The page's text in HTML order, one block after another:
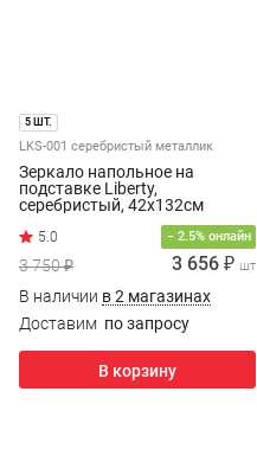
5 ШТ.
LKS-001 серебристый металлик
Зеркало напольное на
подставке Liberty,
серебристый, 42x132см
− 2.5% онлайн
3 750 ₽ 3 656 ₽ шт
В наличии в 2 магазинах
Доставим по запросу
В корзину